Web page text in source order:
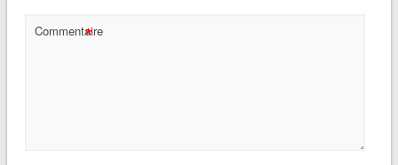
Commentaire
*